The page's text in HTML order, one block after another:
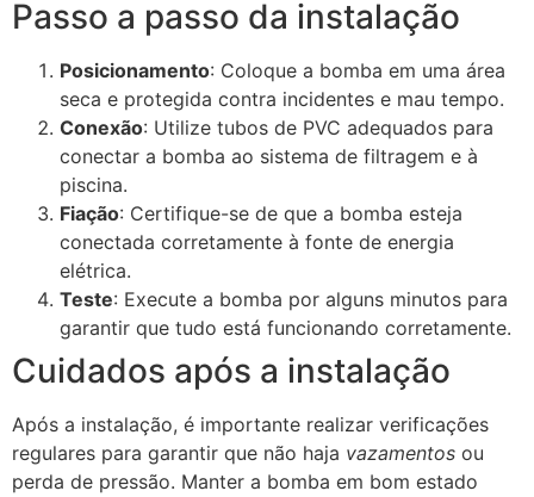
Passo a passo da instalação
Posicionamento: Coloque a bomba em uma área
seca e protegida contra incidentes e mau tempo.
Conexão: Utilize tubos de PVC adequados para
conectar a bomba ao sistema de filtragem e à
piscina.
Fiação: Certifique-se de que a bomba esteja
conectada corretamente à fonte de energia
elétrica.
Teste: Execute a bomba por alguns minutos para
garantir que tudo está funcionando corretamente.
Cuidados após a instalação
Após a instalação, é importante realizar verificações
regulares para garantir que não haja vazamentos ou
perda de pressão. Manter a bomba em bom estado